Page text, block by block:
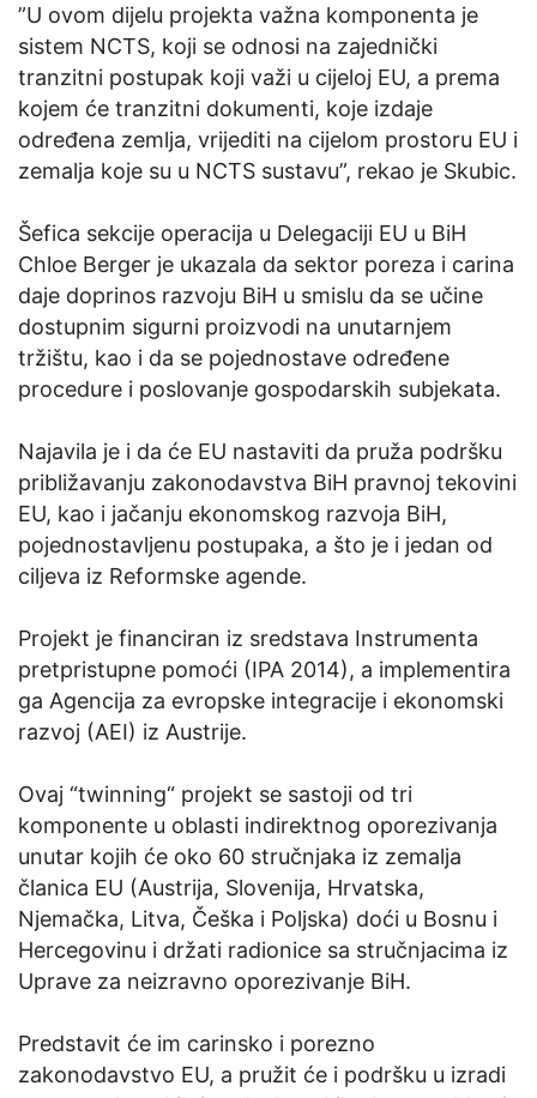
”U ovom dijelu projekta važna komponenta je
sistem NCTS, koji se odnosi na zajednički
tranzitni postupak koji važi u cijeloj EU, a prema
kojem će tranzitni dokumenti, koje izdaje
određena zemlja, vrijediti na cijelom prostoru EU i
zemalja koje su u NCTS sustavu”, rekao je Skubic.
Šefica sekcije operacija u Delegaciji EU u BiH
Chloe Berger je ukazala da sektor poreza i carina
daje doprinos razvoju BiH u smislu da se učine
dostupnim sigurni proizvodi na unutarnjem
tržištu, kao i da se pojednostave određene
procedure i poslovanje gospodarskih subjekata.
Najavila je i da će EU nastaviti da pruža podršku
približavanju zakonodavstva BiH pravnoj tekovini
EU, kao i jačanju ekonomskog razvoja BiH,
pojednostavljenu postupaka, a što je i jedan od
ciljeva iz Reformske agende.
Projekt je financiran iz sredstava Instrumenta
pretpristupne pomoći (IPA 2014), a implementira
ga Agencija za evropske integracije i ekonomski
razvoj (AEI) iz Austrije.
Ovaj “twinning“ projekt se sastoji od tri
komponente u oblasti indirektnog oporezivanja
unutar kojih će oko 60 stručnjaka iz zemalja
članica EU (Austrija, Slovenija, Hrvatska,
Njemačka, Litva, Češka i Poljska) doći u Bosnu i
Hercegovinu i držati radionice sa stručnjacima iz
Uprave za neizravno oporezivanje BiH.
Predstavit će im carinsko i porezno
zakonodavstvo EU, a pružit će i podršku u izradi